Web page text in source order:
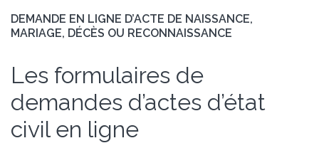
DEMANDE EN LIGNE D’ACTE DE NAISSANCE,
MARIAGE, DÉCÈS OU RECONNAISSANCE
Les formulaires de
demandes d’actes d’état
civil en ligne